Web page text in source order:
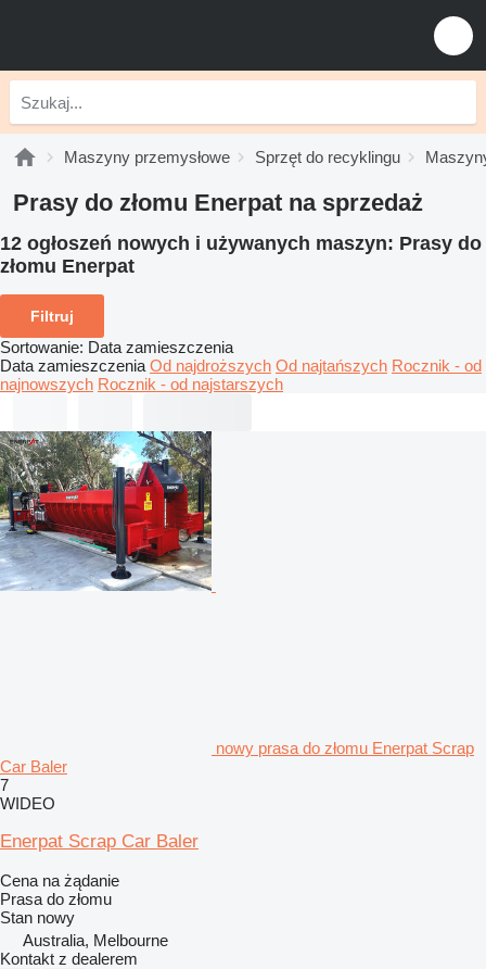
Maszyny przemysłowe Sprzęt do recyklingu
Prasy do złomu Enerpat na sprzedaż
12 ogłoszeń nowych i używanych maszyn: Prasy do
złomu Enerpat
Filtruj
Sortowanie: Data zamieszczenia
Data zamieszczenia Od najdroższych Od najtańszych Rocznik - od
najnowszych Rocznik - od najstarszych
nowy prasa do złomu Enerpat Scrap
Car Baler
7
WIDEO
Enerpat Scrap Car Baler
Cena na żądanie
Prasa do złomu
Stan nowy
Australia, Melbourne
Kontakt z dealerem